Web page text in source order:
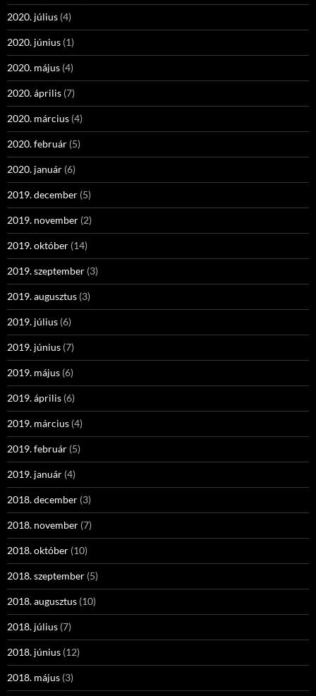
2020. július (4)
2020. június (1)
2020. május (4)
2020. április (7)
2020. március (4)
2020. február (5)
2020. január (6)
2019. december (5)
2019. november (2)
2019. október (14)
2019. szeptember (3)
2019. augusztus (3)
2019. július (6)
2019. június (7)
2019. május (6)
2019. április (6)
2019. március (4)
2019. február (5)
2019. január (4)
2018. december (3)
2018. november (7)
2018. október (10)
2018. szeptember (5)
2018. augusztus (10)
2018. július (7)
2018. június (12)
2018. május (3)